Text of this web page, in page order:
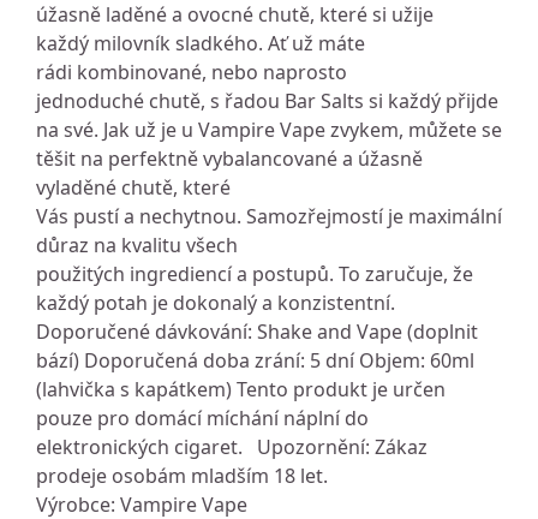
úžasně laděné a ovocné chutě, které si užije
každý milovník sladkého. Ať už máte
rádi kombinované, nebo naprosto
jednoduché chutě, s řadou Bar Salts si každý přijde
na své. Jak už je u Vampire Vape zvykem, můžete se
těšit na perfektně vybalancované a úžasně
vyladěné chutě, které
Vás pustí a nechytnou. Samozřejmostí je maximální
důraz na kvalitu všech
použitých ingrediencí a postupů. To zaručuje, že
každý potah je dokonalý a konzistentní.
Doporučené dávkování: Shake and Vape (doplnit
bází) Doporučená doba zrání: 5 dní Objem: 60ml
(lahvička s kapátkem) Tento produkt je určen
pouze pro domácí míchání náplní do
elektronických cigaret. Upozornění: Zákaz
prodeje osobám mladším 18 let.
Výrobce: Vampire Vape